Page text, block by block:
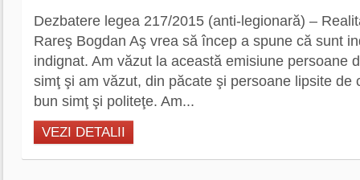
Dezbatere legea 217/2015 (anti-legionară) –
Rareş Bogdan Aş vrea să încep a spune că sunt
indignat. Am văzut la această emisiune persoane
simţ şi am văzut, din păcate şi persoane lipsite de
bun simţ şi politeţe. Am...
VEZI DETALII